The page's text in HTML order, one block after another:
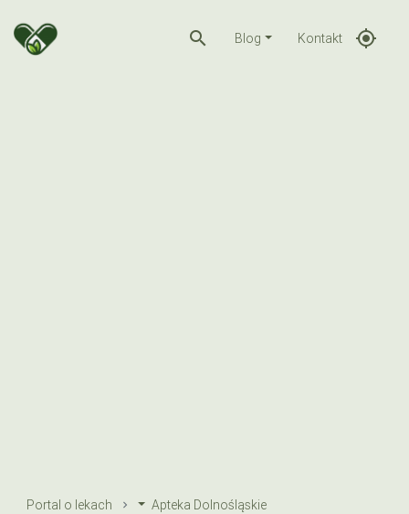
search Blog Kontakt gps_fixed
Portal o lekach
Apteka Dolnośląskie